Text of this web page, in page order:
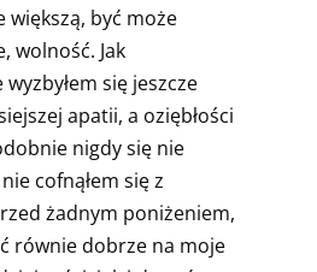
większą, być może
wolność. Jak
wyzbyłem się jeszcze
apatii, a oziębłości
nigdy się nie
cofnąłem się z
żadnym poniżeniem,
równie dobrze na moje